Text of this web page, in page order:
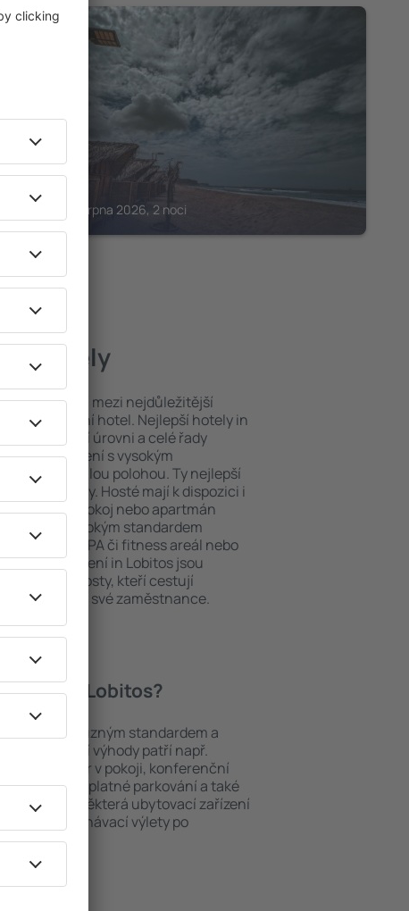
Talara, 14 srpna 2026, 2 noci
hotely
poloha patří mezi nejdůležitější
exklusivní hotel. Nejlepší hotely in
na nejvyšší úrovni a celé řady
zařízení s vysokým
dokonalou polohou. Ty nejlepší
na dosah ruky. Hosté mají k dispozici i
si vybrat pokoj nebo apartmán
Hotel s vysokým standardem
menu, SPA či fitness areál nebo
zařízení in Lobitos jsou
a pro hosty, kteří cestují
školení pro své zaměstnance.
in Lobitos?
objekty s různým standardem a
výhody patří např.
minibar/trezor v pokoji, konferenční
koutek, bezplatné parkování a také
v okolí. Některá ubytovací zařízení
nebo poznávací výlety po